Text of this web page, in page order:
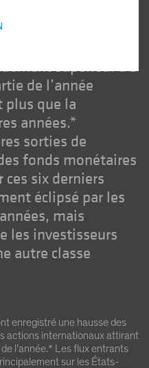
nombreuses
taux d’intérêt
supérieur à 5
de l’année
plus que la
années.*
sorties de
fonds monétaires
six derniers
éclipsé par les
mais
les investisseurs
autre classe
enregistré une hausse des
actions internationaux attirant
l’année.* Les flux entrants
sur les États-